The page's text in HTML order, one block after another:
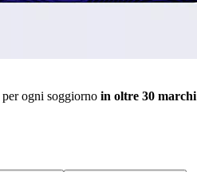
per ogni soggiorno in oltre 30 marchi